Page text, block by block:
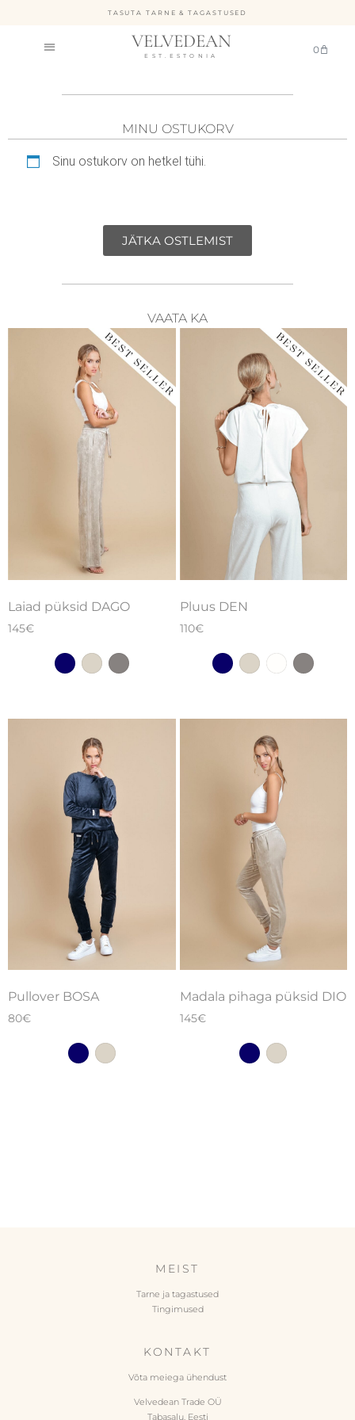
TASUTA TARNE & TAGASTUSED
VELVEDEAN
EST.ESTONIA
0
MINU OSTUKORV
Sinu ostukorv on hetkel tühi.
JÄTKA OSTLEMIST
VAATA KA
Laiad püksid DAGO
145€
Pluus DEN
110€
Pullover BOSA
80€
Madala pihaga püksid DIO
145€
MEIST
Tarne ja tagastused
Tingimused
KONTAKT
Võta meiega ühendust
Velvedean Trade OÜ
Tabasalu, Eesti